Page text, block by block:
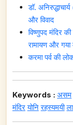
डॉ.
और विवाद
विष्णुपद मंदिर
रामायण और
करमा पर्व की
Keywords : असम
मंदिर योनि रहस्यमयी